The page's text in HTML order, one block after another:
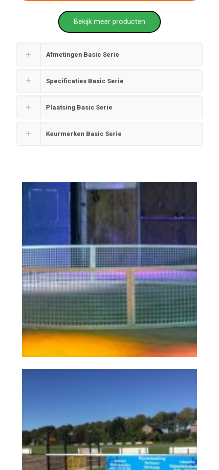
Bekijk meer producten
Afmetingen Basic Serie
Specificaties Basic Serie
Plaatsing Basic Serie
Keurmerken Basic Serie